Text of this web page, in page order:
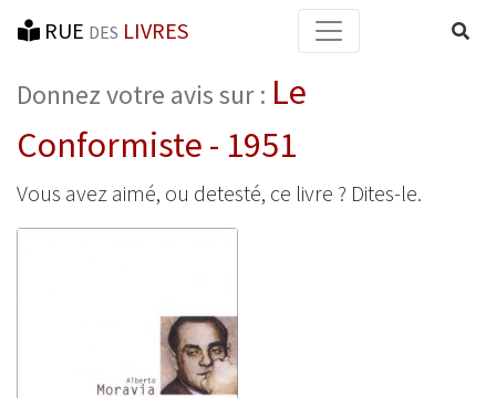
RUE DES LIVRES
Donnez votre avis sur : Le
Conformiste - 1951
Vous avez aimé, ou detesté, ce livre ? Dites-le.